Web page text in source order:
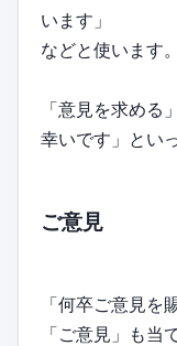
います」
などと使います。
「意見を求める
幸いです」とい
ご意見
「何卒ご意見を
「ご意見」も当